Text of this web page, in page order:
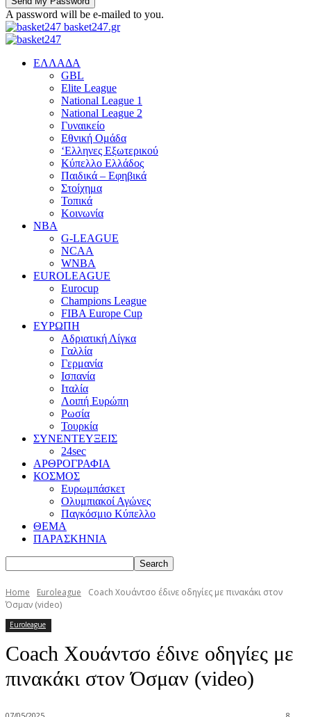
A password will be e-mailed to you.
basket247.gr
EΛΛΑΔΑ
GBL
Elite League
National League 1
National League 2
Γυναικείο
Εθνική Ομάδα
‘Ελληνες Εξωτερικού
Κύπελλο Ελλάδος
Παιδικά – Εφηβικά
Στοίχημα
Τοπικά
Κοινωνία
NBA
G-LEAGUE
NCAA
WNBA
ΕUROLEAGUE
Eurocup
Champions League
FIBA Europe Cup
ΕΥΡΩΠΗ
Αδριατική Λίγκα
Γαλλία
Γερμανία
Ισπανία
Ιταλία
Λοιπή Ευρώπη
Ρωσία
Τουρκία
ΣΥΝΕΝΤΕΥΞΕΙΣ
24sec
ΑΡΘΡΟΓΡΑΦΙΑ
ΚΟΣΜΟΣ
Ευρωμπάσκετ
Ολυμπιακοί Αγώνες
Παγκόσμιο Κύπελλο
ΘΕΜΑ
ΠΑΡΑΣΚΗΝΙΑ
Home Euroleague
Coach Χουάντσο έδινε οδηγίες με πινακάκι στον
Όσμαν (video)
Euroleague
Coach Χουάντσο έδινε οδηγίες με
πινακάκι στον Όσμαν (video)